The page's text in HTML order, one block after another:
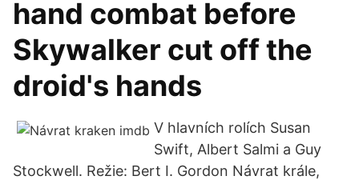
hand combat before
Skywalker cut off the
droid's hands
V hlavních rolích Susan
Swift, Albert Salmi a Guy
Stockwell. Režie: Bert I. Gordon Návrat krále,